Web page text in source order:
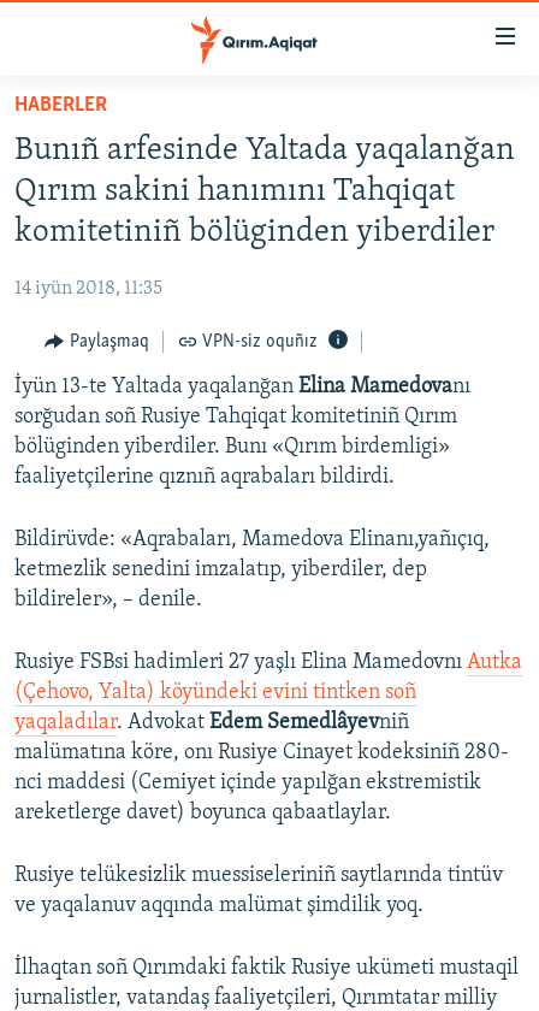
Esas
qaytmaq
Baş
navigatsiyağa
qaytmaq
Qıdıruvğa
qaytmaq
İQTİSADİYAT
MEDENİYET
İNSAN AQLARI
VİDEO
SÜRET
BLOGLAR
Русский
QOŞULIÑIZ!
RFE/RS bütün saytları
HABERLER
Bunıñ arfesinde Yaltada yaqalanğan
Qırım sakini hanımını Tahqiqat
komitetiniñ bölüginden yiberdiler
14 iyün 2018, 11:35
Paylaşmaq VPN-siz oquñız
İyün 13-te Yaltada yaqalanğan Elina Mamedovanı
sorğudan soñ Rusiye Tahqiqat komitetiniñ Qırım
bölüginden yiberdiler. Bunı «Qırım birdemligi»
faaliyetçilerine qıznıñ aqrabaları bildirdi.
Bildirüvde: «Aqrabaları, Mamedova Elinanı,yañıçıq,
ketmezlik senedini imzalatıp, yiberdiler, dep
bildireler», – denile.
Rusiye FSBsi hadimleri 27 yaşlı Elina Mamedovnı Autka
(Çehovo, Yalta) köyündeki evini tintken soñ
yaqaladılar. Advokat Edem Semedlâyevniñ
malümatına köre, onı Rusiye Cinayet kodeksiniñ 280-
nci maddesi (Cemiyet içinde yapılğan ekstremistik
areketlerge davet) boyunca qabaatlaylar.
Rusiye telükesizlik muessiseleriniñ saytlarında tintüv
ve yaqalanuv aqqında malümat şimdilik yoq.
İlhaqtan soñ Qırımdaki faktik Rusiye ukümeti mustaqil
jurnalistler, vatandaş faaliyetçileri, Qırımtatar milliy